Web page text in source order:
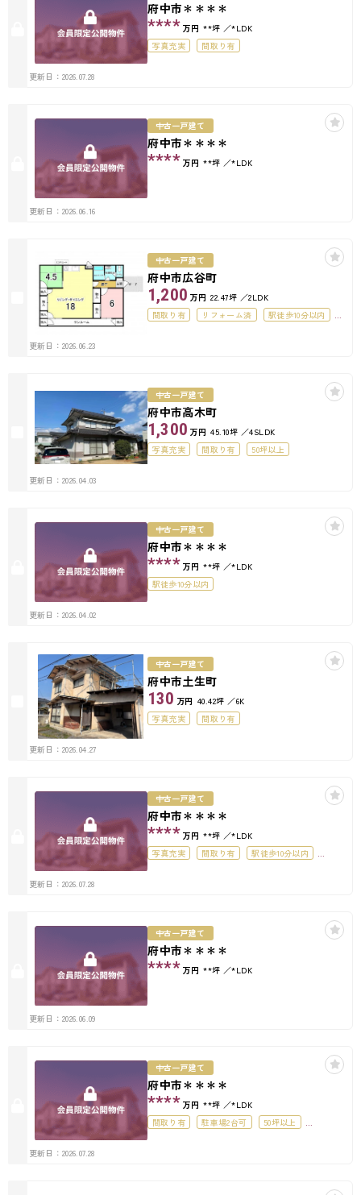
府中市＊＊＊＊
**** 万円 **坪
*LDK
写真充実
間取り有
更新日：2026.07.28
中古一戸建て
府中市＊＊＊＊
**** 万円 **坪 *LDK
更新日：2026.06.16
中古一戸建て
府中市広谷町
1,200 万円 22.47坪
2LDK
間取り有
リフォーム済
駅徒歩10分以内
更新日：2026.06.23
中古一戸建て
府中市高木町
1,300 万円 45.10坪
4SLDK
写真充実
間取り有 50坪以上
更新日：2026.04.03
中古一戸建て
府中市＊＊＊＊
**** 万円 **坪
*LDK
駅徒歩10分以内
更新日：2026.04.02
中古一戸建て
府中市土生町
130 万円 40.42坪
6K
写真充実
間取り有
更新日：2026.04.27
中古一戸建て
府中市＊＊＊＊
**** 万円 **坪
*LDK
写真充実
間取り有
駅徒歩10分以内
更新日：2026.07.28
中古一戸建て
府中市＊＊＊＊
**** 万円 **坪 *LDK
更新日：2026.06.09
中古一戸建て
府中市＊＊＊＊
**** 万円 **坪
*LDK
間取り有
駐車場2台可
50坪以上
更新日：2026.07.28